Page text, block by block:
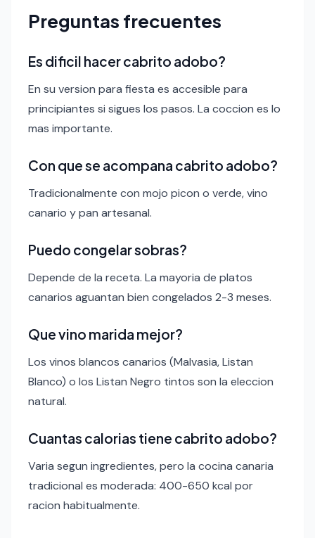
Preguntas frecuentes
Es dificil hacer cabrito adobo?
En su version para fiesta es accesible para
principiantes si sigues los pasos. La coccion es lo
mas importante.
Con que se acompana cabrito adobo?
Tradicionalmente con mojo picon o verde, vino
canario y pan artesanal.
Puedo congelar sobras?
Depende de la receta. La mayoria de platos
canarios aguantan bien congelados 2-3 meses.
Que vino marida mejor?
Los vinos blancos canarios (Malvasia, Listan
Blanco) o los Listan Negro tintos son la eleccion
natural.
Cuantas calorias tiene cabrito adobo?
Varia segun ingredientes, pero la cocina canaria
tradicional es moderada: 400-650 kcal por
racion habitualmente.